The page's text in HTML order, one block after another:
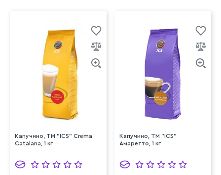
Капучино, ТМ "ICS" Crema
Catalana, 1 кг
Капучино, ТМ "ICS"
Амаретто, 1 кг